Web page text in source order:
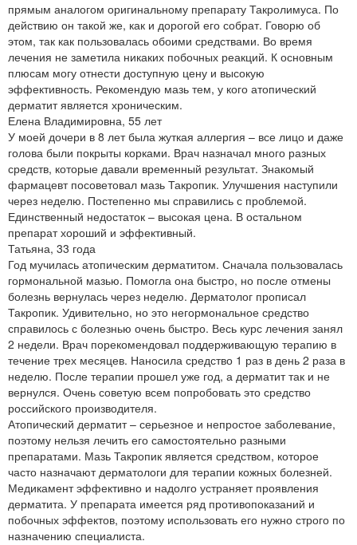
прямым аналогом оригинальному препарату Такролимуса. По
действию он такой же, как и дорогой его собрат. Говорю об
этом, так как пользовалась обоими средствами. Во время
лечения не заметила никаких побочных реакций. К основным
плюсам могу отнести доступную цену и высокую
эффективность. Рекомендую мазь тем, у кого атопический
дерматит является хроническим.
Елена Владимировна, 55 лет
У моей дочери в 8 лет была жуткая аллергия – все лицо и даже
голова были покрыты корками. Врач назначал много разных
средств, которые давали временный результат. Знакомый
фармацевт посоветовал мазь Такропик. Улучшения наступили
через неделю. Постепенно мы справились с проблемой.
Единственный недостаток – высокая цена. В остальном
препарат хороший и эффективный.
Татьяна, 33 года
Год мучилась атопическим дерматитом. Сначала пользовалась
гормональной мазью. Помогла она быстро, но после отмены
болезнь вернулась через неделю. Дерматолог прописал
Такропик. Удивительно, но это негормональное средство
справилось с болезнью очень быстро. Весь курс лечения занял
2 недели. Врач порекомендовал поддерживающую терапию в
течение трех месяцев. Наносила средство 1 раз в день 2 раза в
неделю. После терапии прошел уже год, а дерматит так и не
вернулся. Очень советую всем попробовать это средство
российского производителя.
Атопический дерматит – серьезное и непростое заболевание,
поэтому нельзя лечить его самостоятельно разными
препаратами. Мазь Такропик является средством, которое
часто назначают дерматологи для терапии кожных болезней.
Медикамент эффективно и надолго устраняет проявления
дерматита. У препарата имеется ряд противопоказаний и
побочных эффектов, поэтому использовать его нужно строго по
назначению специалиста.